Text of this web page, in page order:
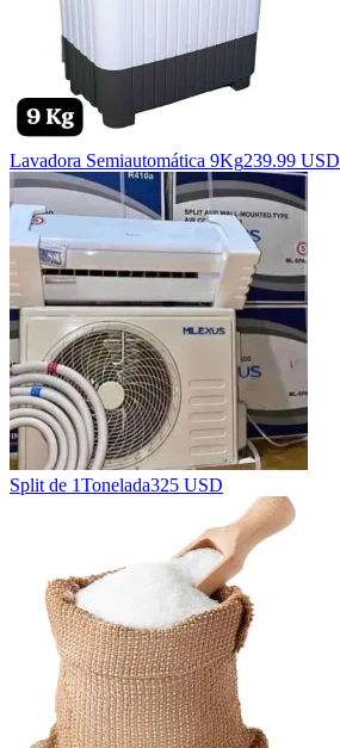
Lavadora Semiautomática 9Kg239.99 USD
Split de 1Tonelada325 USD